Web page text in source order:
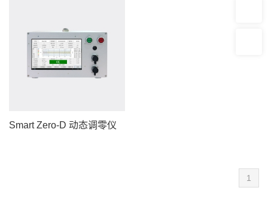
Smart Zero-D 动态调零仪
1